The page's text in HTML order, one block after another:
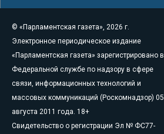
© «Парламентская газета», 2026 г.
Электронное периодическое издание
«Парламентская газета» зарегистрировано в
Федеральной службе по надзору в сфере
связи, информационных технологий и
массовых коммуникаций (Роскомнадзор) 05
августа 2011 года. 18+
Свидетельство о регистрации Эл № ФС77-